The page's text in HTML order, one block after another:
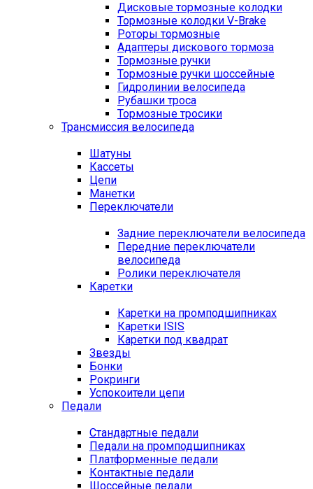
Дисковые тормозные колодки
Тормозные колодки V-Brake
Роторы тормозные
Адаптеры дискового тормоза
Тормозные ручки
Тормозные ручки шоссейные
Гидролинии велосипеда
Рубашки троса
Тормозные тросики
Трансмиссия велосипеда
Шатуны
Кассеты
Цепи
Манетки
Переключатели
Задние переключатели велосипеда
Передние переключатели
велосипеда
Ролики переключателя
Каретки
Каретки на промподшипниках
Каретки ISIS
Каретки под квадрат
Звезды
Бонки
Рокринги
Успокоители цепи
Педали
Стандартные педали
Педали на промподшипниках
Платформенные педали
Контактные педали
Шоссейные педали